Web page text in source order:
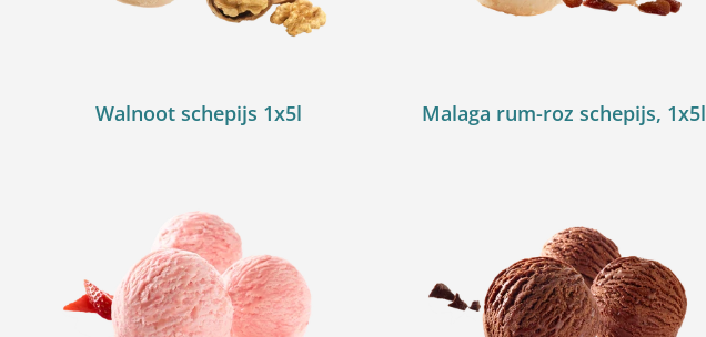
Walnoot schepijs 1x5l Malaga rum-roz schepijs, 1x5l